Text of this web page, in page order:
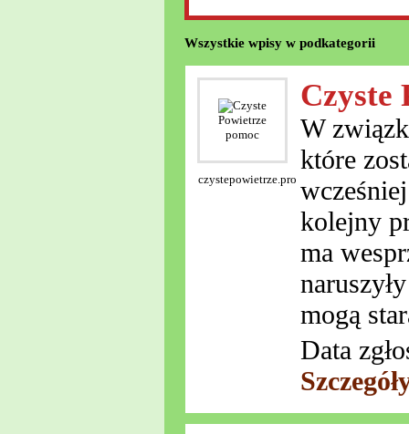
Wszystkie wpisy w podkategorii
czystepowietrze.pro
Czyste
W
które
kolejny
ma
mogą
Data